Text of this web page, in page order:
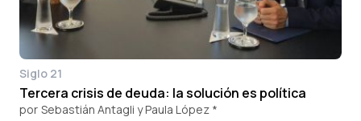
Siglo 21
Tercera crisis de deuda: la solución es política
por Sebastián Antagli y Paula López *